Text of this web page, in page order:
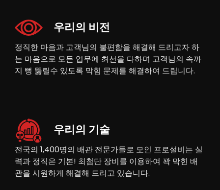
우리의 비전
정직한 마음과 고객님의 불편함을 해결해 드리고자 하
는 마음으로 모든 업무에 최선을 다하며 고객님의 속까
지 뻥 뚫릴수 있도록 막힘 문제를 해결하여 드립니다.
우리의 기술
전국의 1,400명의 배관 전문가들로 모인 프로설비는 실
력과 정직은 기본! 최첨단 장비를 이용하여 꽉 막힌 배
관을 시원하게 해결해 드리고 있습니다.